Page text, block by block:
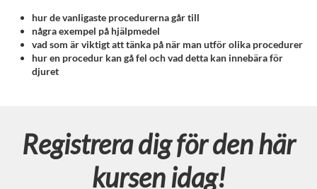
d
hur de vanligaste procedurerna går till
några exempel på hjälpmedel
vad som är viktigt att tänka på när man utför olika procedurer
hur en procedur kan gå fel och vad detta kan innebära för
djuret
Registrera dig för den här
kursen idag!